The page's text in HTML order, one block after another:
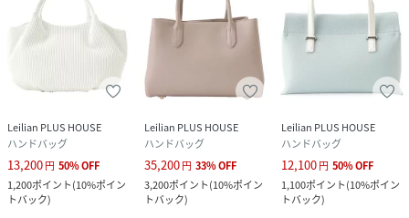
Leilian PLUS HOUSE
ハンドバッグ
13,200円 50%OFF
1,200ポイント(10%ポイン
トバック)
Leilian PLUS HOUSE
ハンドバッグ
35,200円 33%OFF
3,200ポイント(10%ポイン
トバック)
Leilian PLUS HOUSE
ハンドバッグ
12,100円 50%OFF
1,100ポイント(10%ポイン
トバック)